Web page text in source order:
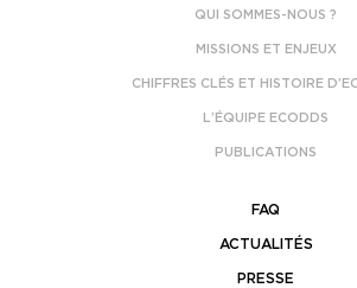
QUI SOMMES-NOUS ?
MISSIONS ET ENJEUX
CHIFFRES CLÉS ET HISTOIRE
L’ÉQUIPE ECODDS
PUBLICATIONS
FAQ
ACTUALITÉS
PRESSE